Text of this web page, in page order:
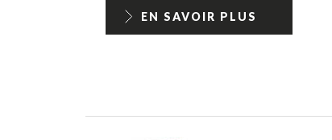
EN SAVOIR PLUS